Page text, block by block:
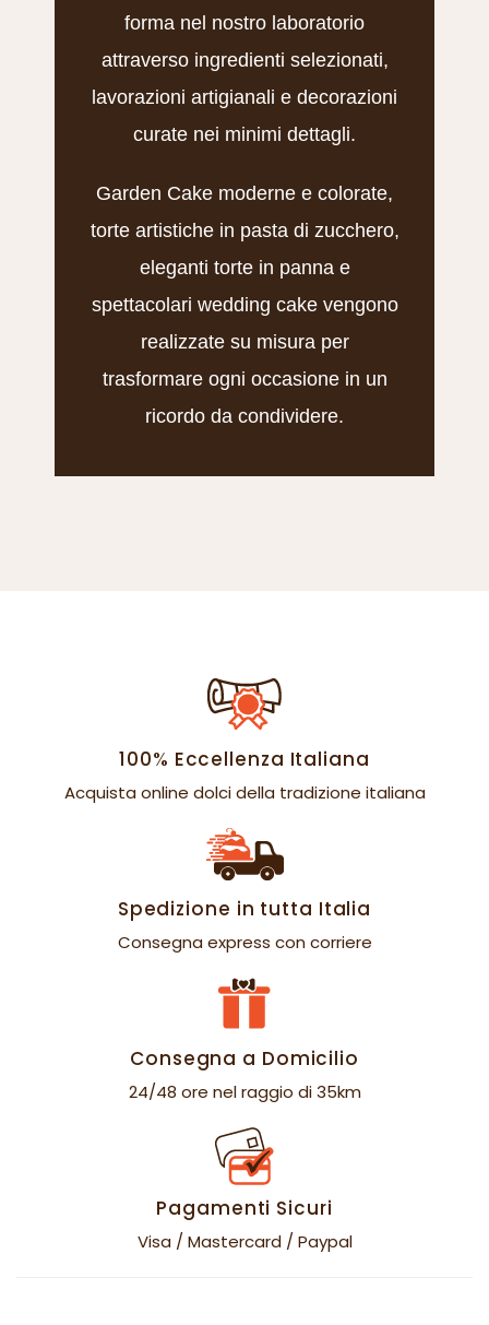
forma nel nostro laboratorio
attraverso ingredienti selezionati,
lavorazioni artigianali e decorazioni
curate nei minimi dettagli.
Garden Cake moderne e colorate,
torte artistiche in pasta di zucchero,
eleganti torte in panna e
spettacolari wedding cake vengono
realizzate su misura per
trasformare ogni occasione in un
ricordo da condividere.
100% Eccellenza Italiana
Acquista online dolci della tradizione italiana
Spedizione in tutta Italia
Consegna express con corriere
Consegna a Domicilio
24/48 ore nel raggio di 35km
Pagamenti Sicuri
Visa / Mastercard / Paypal